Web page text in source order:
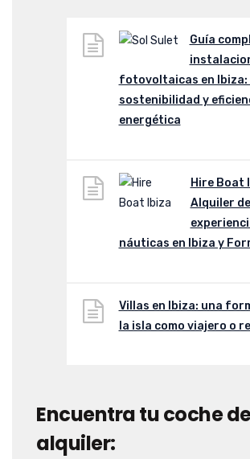
Guía
fotovoltaicas en
sostenibilidad y
energética
Hire Boat
Alquiler
náuticas en Ibiza y
Villas en Ibiza: una
la isla como viajero o
Encuentra tu coche
alquiler: